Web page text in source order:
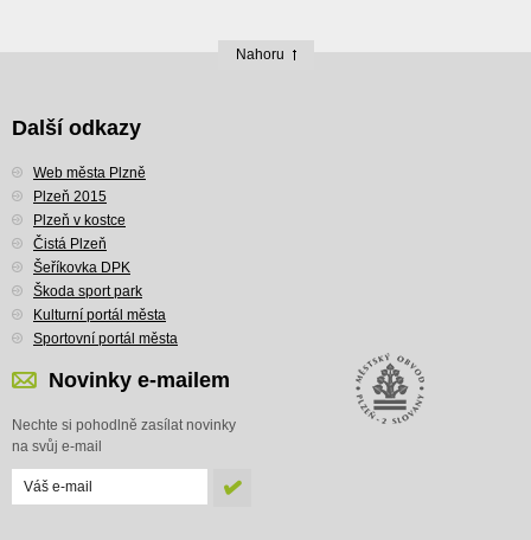
Nahoru
Další odkazy
Web města Plzně
Plzeň 2015
Plzeň v kostce
Čistá Plzeň
Šeříkovka DPK
Škoda sport park
Kulturní portál města
Sportovní portál města
Novinky e-mailem
Nechte si pohodlně zasílat novinky
na svůj e-mail